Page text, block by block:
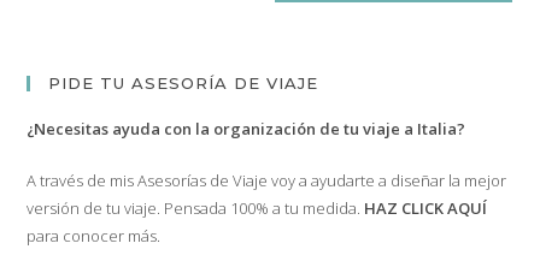
(opcional)
PIDE TU ASESORÍA DE VIAJE
¿Necesitas ayuda con la organización de tu viaje a Italia?
A través de mis Asesorías de Viaje voy a ayudarte a diseñar la mejor
versión de tu viaje. Pensada 100% a tu medida. HAZ CLICK AQUÍ
para conocer más.